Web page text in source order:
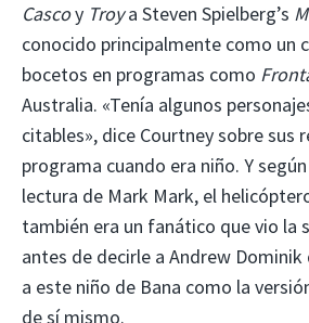
Cascoy Troy a Steven Spielberg’s
conocido principalmente como un
bocetos en programas como
Australia. «Tenía algunos
citables», dice Courtney sobre sus
programa cuando era niño. Y
lectura de Mark Mark, el
también era un fanático que vio la
antes de decirle a Andrew Dominik
a este niño de Bana como la
de sí mismo.